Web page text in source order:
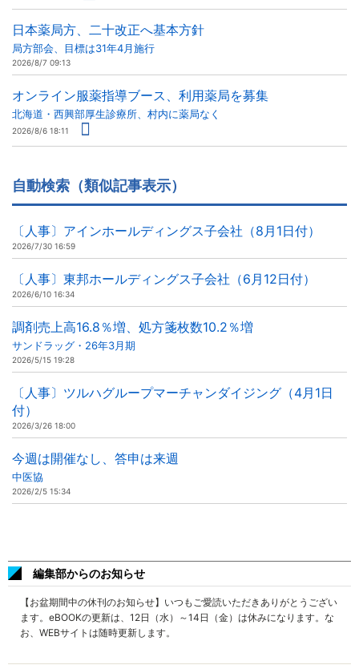
日本薬局方、二十改正へ基本方針
局方部会、目標は31年4月施行
2026/8/7 09:13
オンライン服薬指導ブース、利用薬局を募集
北海道・西興部厚生診療所、村内に薬局なく
2026/8/6 18:11
自動検索（類似記事表示）
〔人事〕アインホールディングス子会社（8月1日付）
2026/7/30 16:59
〔人事〕東邦ホールディングス子会社（6月12日付）
2026/6/10 16:34
調剤売上高16.8％増、処方箋枚数10.2％増
サンドラッグ・26年3月期
2026/5/15 19:28
〔人事〕ツルハグループマーチャンダイジング（4月1日
付）
2026/3/26 18:00
今週は開催なし、答申は来週
中医協
2026/2/5 15:34
編集部からのお知らせ
【お盆期間中の休刊のお知らせ】いつもご愛読いただきありがとうござい
ます。eBOOKの更新は、12日（水）～14日（金）は休みになります。な
お、WEBサイトは随時更新します。